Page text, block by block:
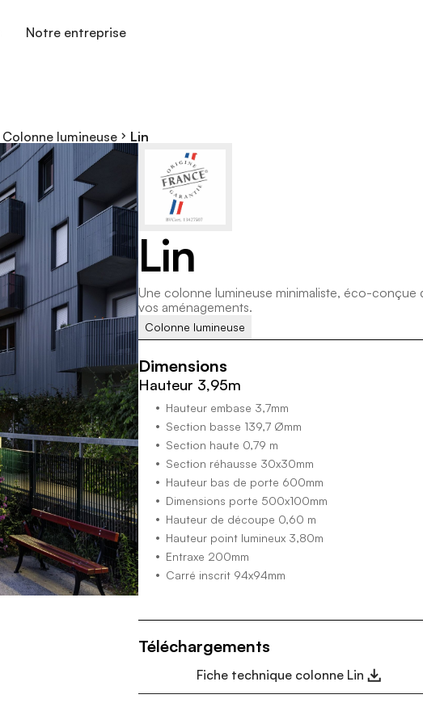
Notre entreprise
Colonne lumineuse Lin
Lin
Une colonne lumineuse minimaliste, éco-conçue
vos aménagements.
Colonne lumineuse
Dimensions
Hauteur 3,95m
Hauteur embase 3,7mm
Section basse 139,7 Ømm
Section haute 0,79 m
Section réhausse 30x30mm
Hauteur bas de porte 600mm
Dimensions porte 500x100mm
Hauteur de découpe 0,60 m
Hauteur point lumineux 3,80m
Entraxe 200mm
Carré inscrit 94x94mm
Téléchargements
Fiche technique colonne Lin